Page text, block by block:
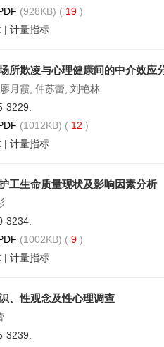
(928KB) ( 19 )
| 计量指标
所欺凌与心理健康间的中介效应
月霞, 仲苏蕾, 刘艳林
3229.
(1012KB) ( 12 )
| 计量指标
工生命质量现状及影响因素分析
3234.
(1002KB) ( 9 )
| 计量指标
、性观念及性心理调查
3239.